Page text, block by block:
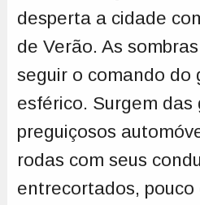
desperta a cidade
de Verão. As
seguir o comando do
esférico. Surgem das
preguiçosos
rodas com seus
entrecortados,